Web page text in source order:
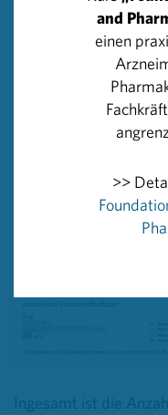
an
teilgenommen
nahmen 2017 jeweils
an klinischen
und Kreislauf teil.
Prüfungen zu
Ingesamt ist die
and
einen
>>